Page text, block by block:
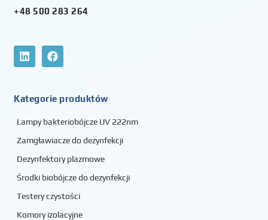
+48 500 283 264
Kategorie produktów
Lampy bakteriobójcze UV 222nm
Zamgławiacze do dezynfekcji
Dezynfektory plazmowe
Środki biobójcze do dezynfekcji
Testery czystości
Komory izolacyjne